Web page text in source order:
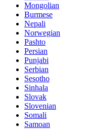
Mongolian
Burmese
Nepali
Norwegian
Pashto
Persian
Punjabi
Serbian
Sesotho
Sinhala
Slovak
Slovenian
Somali
Samoan